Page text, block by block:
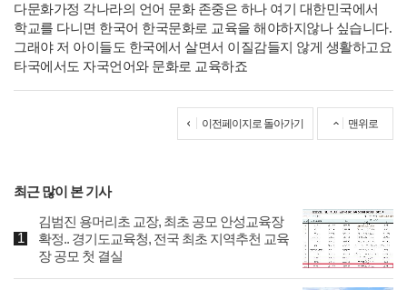
다문화가정 각나라의 언어 문화 존중은 하나 여기 대한민국에서
학교를 다니면 한국어 한국문화로 교육을 해야하지않나 싶습니다.
그래야 저 아이들도 한국에서 살면서 이질감들지 않게 생활하고요
타국에서도 자국언어와 문화로 교육하죠
이전페이지로 돌아가기 맨위로
최근 많이 본 기사
김범진 용머리초 교장, 최초 공모 안성교육장
확정.. 경기도교육청, 전국 최초 지역추천 교육
장 공모 첫 결실